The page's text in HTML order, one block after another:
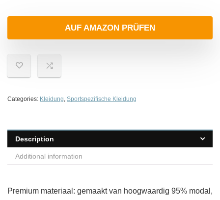
AUF AMAZON PRÜFEN
Categories: Kleidung, Sportspezifische Kleidung
Description
Additional information
Premium materiaal: gemaakt van hoogwaardig 95% modal,